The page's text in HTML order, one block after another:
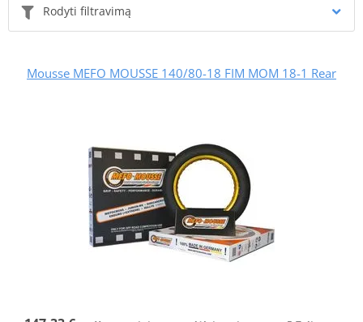
Rodyti filtravimą
Mousse MEFO MOUSSE 140/80-18 FIM MOM 18-1 Rear